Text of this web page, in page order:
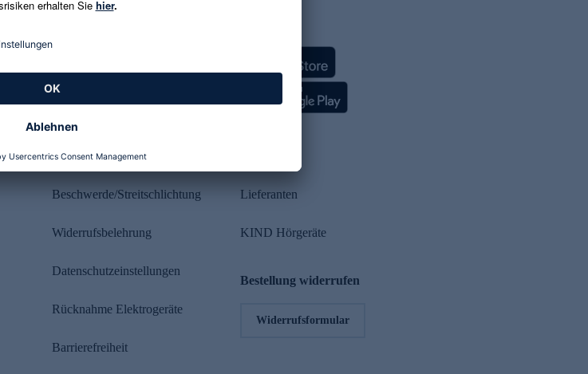
Rechtliches
Beschwerde/Streitschlichtung
Widerrufsbelehrung
Datenschutzeinstellungen
Rücknahme Elektrogeräte
Barrierefreiheit
Lieferanten
KIND Hörgeräte
Bestellung widerrufen
Widerrufsformular